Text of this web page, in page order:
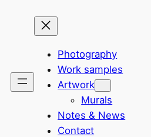
Photography
Work samples
Artwork
Murals
Notes & News
Contact